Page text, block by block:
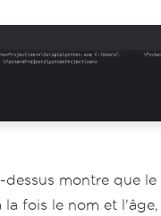
montre que
fois le nom et